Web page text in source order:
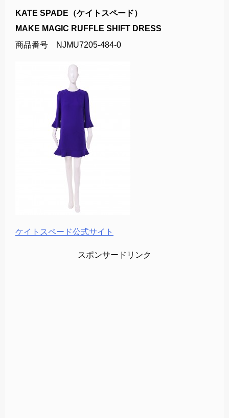
KATE SPADE（ケイトスペード）
MAKE MAGIC RUFFLE SHIFT DRESS
商品番号 NJMU7205-484-0
ケイトスペード公式サイト
スポンサードリンク